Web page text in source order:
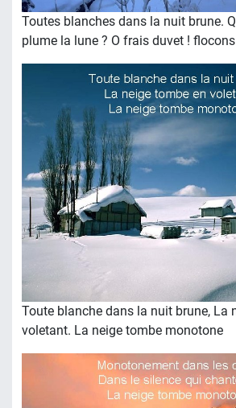
Toutes blanches dans la nuit brune.
plume la lune ? O frais duvet !
Toute blanche dans la nuit brune, La
voletant. La neige tombe monotone